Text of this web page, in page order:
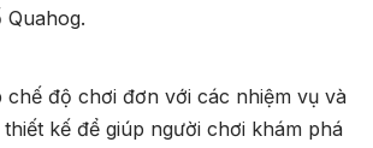
chế độ chơi đơn với các nhiệm vụ và
kế để giúp người chơi khám phá